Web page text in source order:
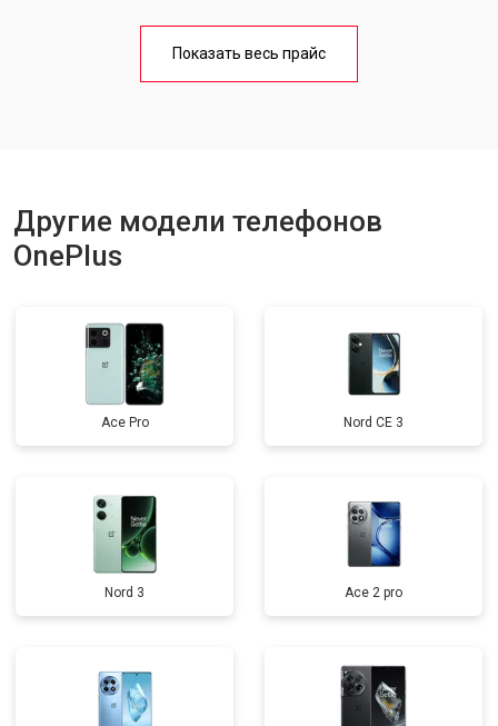
Ремонт цепи питания от 3200 ₽
Показать весь прайс
Другие модели телефонов
OnePlus
Ace Pro Nord CE 3
Nord 3 Ace 2 pro